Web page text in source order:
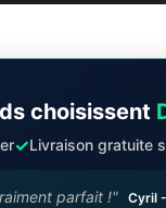
choisissent
✓Livraison gratuite
parfait !" Cyril